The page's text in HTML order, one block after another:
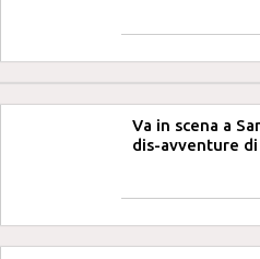
Va in scena a
dis-avventure